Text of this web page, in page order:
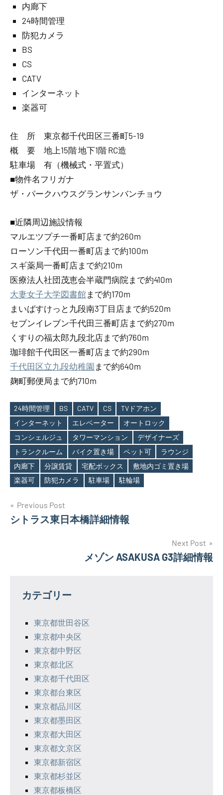
内廊下
24時間管理
防犯カメラ
BS
CS
CATV
インターネット
楽器可
住 所 東京都千代田区三番町5-19
概 要 地上15階 地下1階 RC造
駐車場 有（機械式・平置式）
■物件名フリガナ
ザ・パークハウスグランサンバンチョウ
■近隣周辺施設情報
マルエツプチ一番町店まで約260m
ローソン千代田一番町店まで約100m
スギ薬局一番町店まで約210m
医療法人社団茂恵会半蔵門病院まで約410m
大妻女子大学図書館まで約170m
まいばすけっと九段南3丁目店まで約520m
セブンイレブン千代田三番町店まで約270m
くすりの福太郎九段北店まで約760m
珈琲館千代田区一番町店まで約290m
千代田区立九段幼稚園 まで約640m
麹町郵便局まで約710m
Tags
24時間管理 BS CATV CS
TVドアホン
インターネット
エレベーター
オートロック
コンシェルジュ
タワーマンション
デザイナーズ
トランクルーム
バイク置き場 ペット可
ラウンジ
内廊下
分譲賃貸 宅配ボックス
敷地内ゴミ置き場
楽器可
防犯カメラ 駐車場 駐輪場
投
稿
ー
Previous Post
シトラス東日本橋詳細情報
Next Post
メゾン ASAKUSA G3詳細情報
カテゴリー
東京都世田谷区
東京都中央区
東京都中野区
東京都北区
東京都千代田区
東京都台東区
東京都品川区
東京都墨田区
東京都大田区
東京都文京区
東京都新宿区
東京都杉並区
東京都板橋区